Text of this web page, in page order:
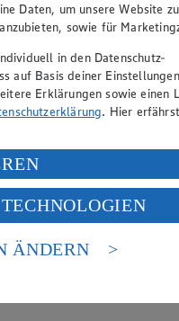
Daten, um unsere Website zu
sowie für
in den Datenschutz-
auf Basis deiner
Erklärungen sowie einen
. Hier
USA durch Facebook und
des Art. 49 Abs. 1 Satz 1 lit.
Der EuGH sieht die USA als
Datenschutzniveau an. Es
ÄNDERN